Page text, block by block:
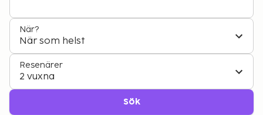
När?
När som helst
Resenärer
2 vuxna
Sök